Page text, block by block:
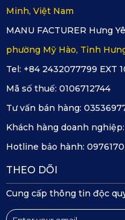
hàng.
Đổi trả trong 3 ngày:
xuất, bạn sẽ được đổi
Thảm sàn ô tô 360 Lynk &
minh để bảo vệ sàn xe,
Minh, Việt Nam
MANU FACTURER Hưng
phường Mỹ Hào, Tỉnh
Tel: +84 2432077799 EXT
Mã số thuế: 0106712744
Tư vấn bán hàng:
Khách hàng doanh nghiệp:
Hotline bảo hành:
THEO DÕI
Cung cấp thông tin độc